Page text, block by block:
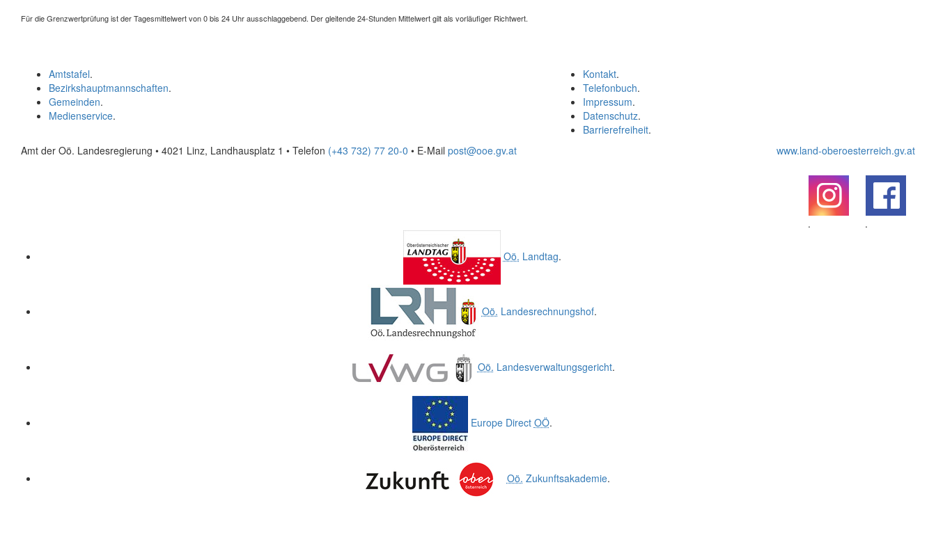
Für die Grenzwertprüfung ist der Tagesmittelwert von 0 bis 24 Uhr ausschlaggebend. Der gleitende 24-Stunden Mittelwert gilt als vorläufiger Richtwert.
Kontakt.
Telefonbuch.
Impressum.
Datenschutz.
Barrierefreiheit.
Amtstafel.
Bezirkshauptmannschaften.
Gemeinden.
Medienservice.
Amt der Oö. Landesregierung • 4021 Linz, Landhausplatz 1 • Telefon (+43 732) 77 20-0 • E-Mail post@ooe.gv.at www.land-oberoesterreich.gv.at
.
.
Oö. Landtag.
Oö. Landesrechnungshof.
Oö. Landesverwaltungsgericht.
Europe Direct OÖ.
Oö. Zukunftsakademie.